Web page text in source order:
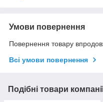
Умови повернення
Повернення товару
Всі умови повернення
Подібні товари